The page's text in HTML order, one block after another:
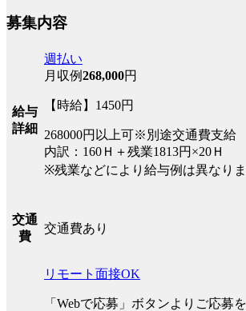
募集内容
給与
詳細
週払い
月収例268,000円
【時給】1450円
268000円以上可※別途交通費支給
内訳：160Ｈ＋残業1813円×20Ｈ
※残業などにより給与例は異なりま
交通
費
交通費あり
リモート面接OK
「Webで応募」ボタンよりご応募